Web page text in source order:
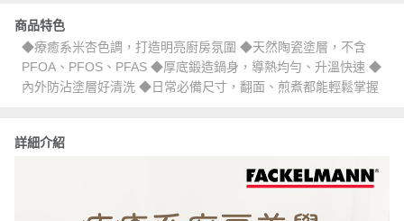
商品特色
◆療癒系米杏色調，打造明亮廚房氛圍 ◆天然陶瓷塗層，不含
PFOA、PFOS、PFAS ◆厚底鍛造鍋身，導熱均勻、升溫快速 ◆
內外防沾塗層好清洗 ◆日常必備尺寸，翻面、煎煮都能輕鬆掌握
詳細介紹